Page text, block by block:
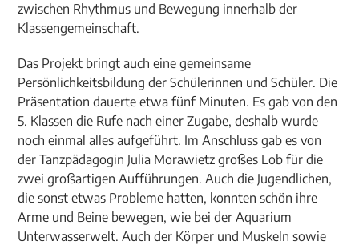
zwischen Rhythmus und Bewegung innerhalb der
Klassengemeinschaft.
Das Projekt bringt auch eine gemeinsame
Persönlichkeitsbildung der Schülerinnen und Schüler. Die
Präsentation dauerte etwa fünf Minuten. Es gab von den
5. Klassen die Rufe nach einer Zugabe, deshalb wurde
noch einmal alles aufgeführt. Im Anschluss gab es von
der Tanzpädagogin Julia Morawietz großes Lob für die
zwei großartigen Aufführungen. Auch die Jugendlichen,
die sonst etwas Probleme hatten, konnten schön ihre
Arme und Beine bewegen, wie bei der Aquarium
Unterwasserwelt. Auch der Körper und Muskeln sowie